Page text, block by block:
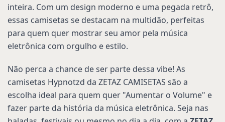
inteira. Com um design moderno e uma pegada retrô,
essas camisetas se destacam na multidão, perfeitas
para quem quer mostrar seu amor pela música
eletrônica com orgulho e estilo.
Não perca a chance de ser parte dessa vibe! As
camisetas Hypnotzd da ZETAZ CAMISETAS são a
escolha ideal para quem quer "Aumentar o Volume" e
fazer parte da história da música eletrônica. Seja nas